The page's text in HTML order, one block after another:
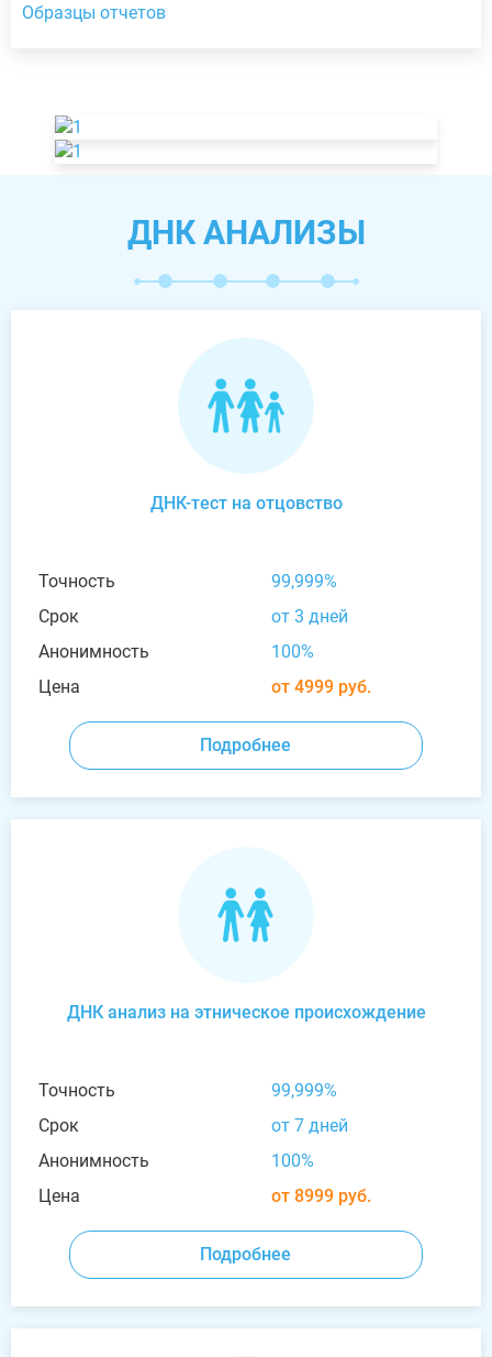
Образцы отчетов
ДНК АНАЛИЗЫ
ДНК-тест на отцовство
Точность
99,999%
Срок
от 3 дней
Анонимность
100%
Цена
от 4999 руб.
Подробнее
ДНК анализ на этническое происхождение
Точность
99,999%
Срок
от 7 дней
Анонимность
100%
Цена
от 8999 руб.
Подробнее